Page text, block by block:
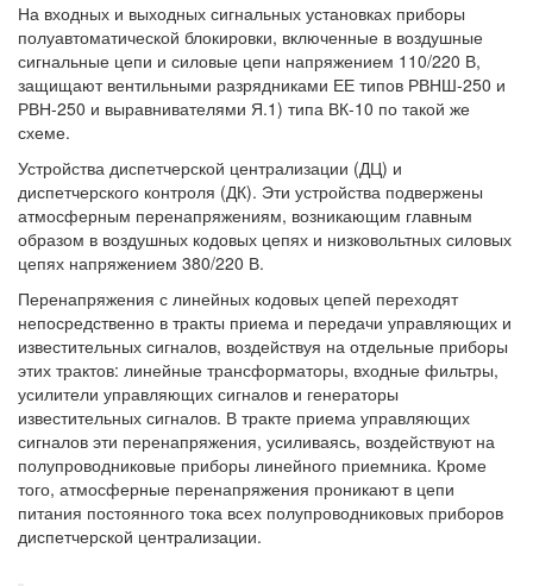
На входных и выходных сигнальных установках приборы
полуавтоматической блокировки, включенные в воздушные
сигнальные цепи и силовые цепи напряжением 110/220 В,
защищают вентильными разрядниками ЕЕ типов РВНШ-250 и
РВН-250 и выравнивателями Я.1) типа ВК-10 по такой же
схеме.
Устройства диспетчерской централизации (ДЦ) и
диспетчерского контроля (ДК). Эти устройства подвержены
атмосферным перенапряжениям, возникающим главным
образом в воздушных кодовых цепях и низковольтных силовых
цепях напряжением 380/220 В.
Перенапряжения с линейных кодовых цепей переходят
непосредственно в тракты приема и передачи управляющих и
известительных сигналов, воздействуя на отдельные приборы
этих трактов: линейные трансформаторы, входные фильтры,
усилители управляющих сигналов и генераторы
известительных сигналов. В тракте приема управляющих
сигналов эти перенапряжения, усиливаясь, воздействуют на
полупроводниковые приборы линейного приемника. Кроме
того, атмосферные перенапряжения проникают в цепи
питания постоянного тока всех полупроводниковых приборов
диспетчерской централизации.